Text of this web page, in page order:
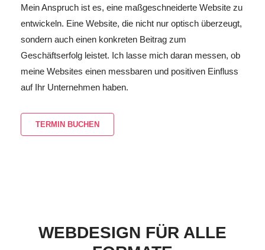
Mein Anspruch ist es, eine maßgeschneiderte Website zu
entwickeln. Eine Website, die nicht nur optisch überzeugt,
sondern auch einen konkreten Beitrag zum
Geschäftserfolg leistet. Ich lasse mich daran messen, ob
meine Websites einen messbaren und positiven Einfluss
auf Ihr Unternehmen haben.
TERMIN BUCHEN
WEBDESIGN FÜR ALLE